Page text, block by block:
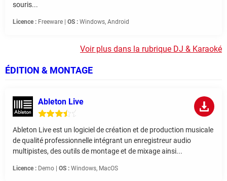
souris...
Licence : Freeware | OS : Windows, Android
Voir plus dans la rubrique DJ & Karaoké
ÉDITION & MONTAGE
Ableton Live
Ableton Live est un logiciel de création et de production musicale
de qualité professionnelle intégrant un enregistreur audio
multipistes, des outils de montage et de mixage ainsi...
Licence : Demo | OS : Windows, MacOS